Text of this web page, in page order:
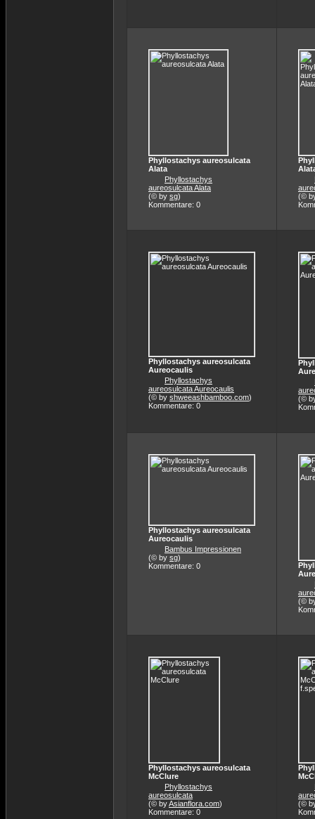
Phyllostachys aureosulcata
Alata
Phyllostachys
aureosulcata Alata
(© by sg)
Kommentare: 0
(©
Phyllostachys aureosulcata
Aureocaulis
Phyllostachys
aureosulcata Aureocaulis
(© by shweeashbamboo.com)
Kommentare: 0
(©
Phyllostachys aureosulcata
Aureocaulis
Bambus Impressionen
(© by sg)
Kommentare: 0
(©
Phyllostachys aureosulcata
McClure
Phyllostachys
aureosulcata
(© byAsianflora.com)
Kommentare: 0
(©